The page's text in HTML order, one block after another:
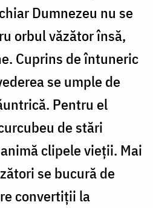
Dumnezeu nu se
orbul văzător însă,
Cuprins de întuneric
se umple de
Pentru el
de stări
clipele vieții. Mai
se bucură de
convertiții la